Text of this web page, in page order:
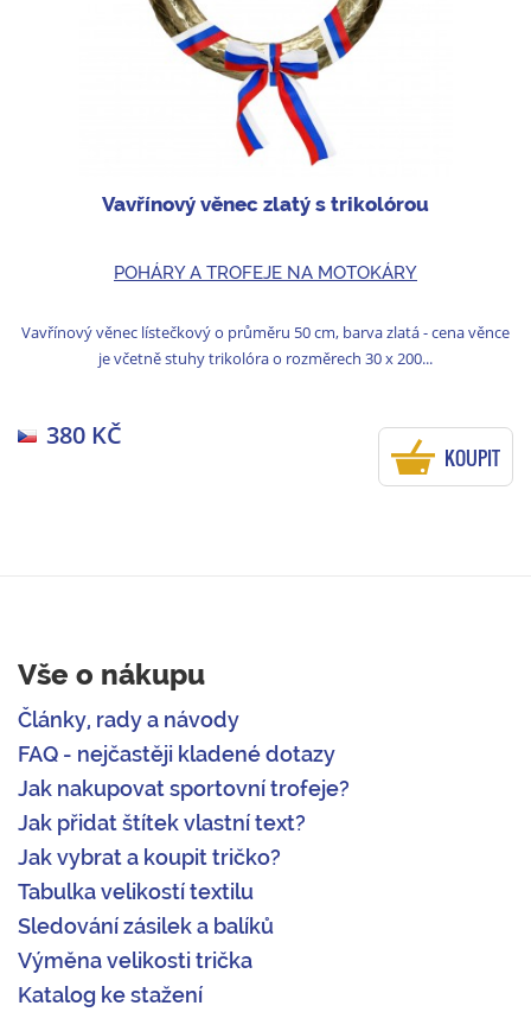
Vavřínový věnec zlatý s trikolórou
POHÁRY A TROFEJE NA MOTOKÁRY
Vavřínový věnec lístečkový o průměru 50 cm, barva zlatá - cena věnce
je včetně stuhy trikolóra o rozměrech 30 x 200...
380 KČ
KOUPIT
Vše o nákupu
Články, rady a návody
FAQ - nejčastěji kladené dotazy
Jak nakupovat sportovní trofeje?
Jak přidat štítek vlastní text?
Jak vybrat a koupit tričko?
Tabulka velikostí textilu
Sledování zásilek a balíků
Výměna velikosti trička
Katalog ke stažení